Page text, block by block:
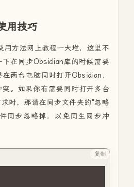
用技巧
用方法网上教程一大堆，这里不
在同步Obsidian库的时候需要
两台电脑同时打开Obsidian，
。如果你有需要同时打开多台
时，那请在同步文件夹的"忽略
同步忽略掉，以免同生同步冲
复制PHP